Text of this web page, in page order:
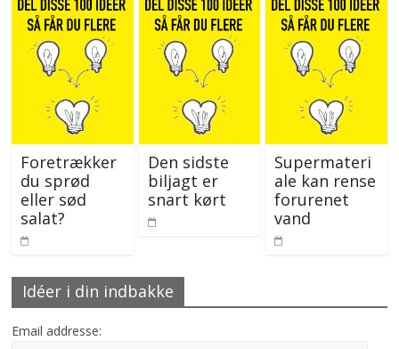
Foretrækker
du sprød
eller sød
salat?
Den sidste
biljagt er
snart kørt
Supermateri
ale kan rense
forurenet
vand
Idéer i din indbakke
Email addresse: